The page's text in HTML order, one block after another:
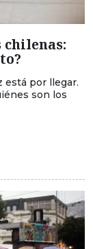
chilenas:
está por llegar.
son los